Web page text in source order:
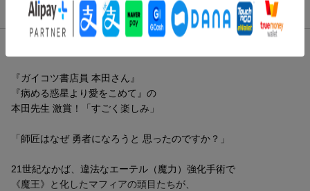
商品説明
『ガイコツ書店員 本田さん』
『病める惑星より愛をこめて』の
本田先生 激賞！「すごく楽しみ」
「師匠はなぜ 勇者になろうと 思ったのですか？」
21世紀なかば、違法なエーテル（魔力）強化手術で
《魔王》と化したマフィアの頭目たちが、